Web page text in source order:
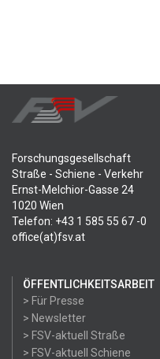
Forschungsgesellschaft
Straße - Schiene - Verkehr
Ernst-Melchior-Gasse 24
1020 Wien
Telefon: +43 1 585 55 67 -0
office(at)fsv.at
ÖFFENTLICHKEITSARBEIT
> Für Presse
> Newsletter
> FSV-aktuell Straße
> FSV-aktuell Schiene